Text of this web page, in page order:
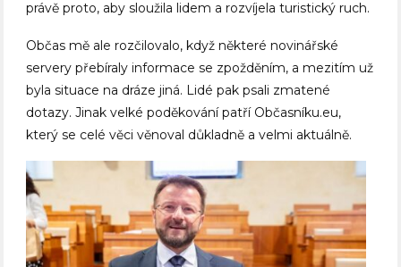
právě proto, aby sloužila lidem a rozvíjela turistický ruch.
Občas mě ale rozčilovalo, když některé novinářské
servery přebíraly informace se zpožděním, a mezitím už
byla situace na dráze jiná. Lidé pak psali zmatené
dotazy. Jinak velké poděkování patří Občasníku.eu,
který se celé věci věnoval důkladně a velmi aktuálně.